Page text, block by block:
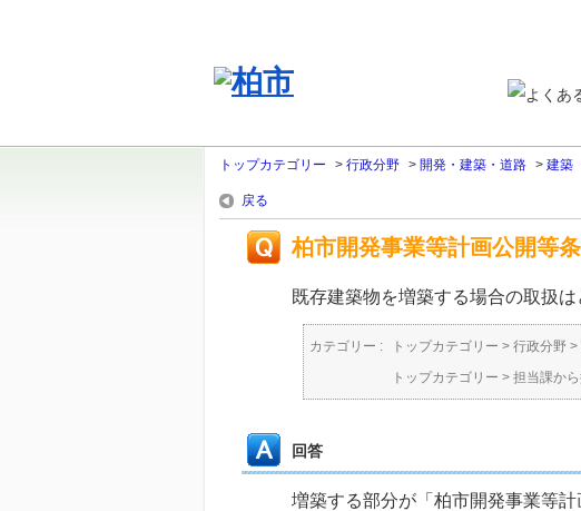
トップカテゴリー > 行政分野 > 開発・建築・道路 > 建築
戻る
柏市開発事業等計画公開等
既存建築物を増築する場合の取扱は
カテゴリー : トップカテゴリー > 行政分野 >
トップカテゴリー > 担当課か
回答
増築する部分が「柏市開発事業等